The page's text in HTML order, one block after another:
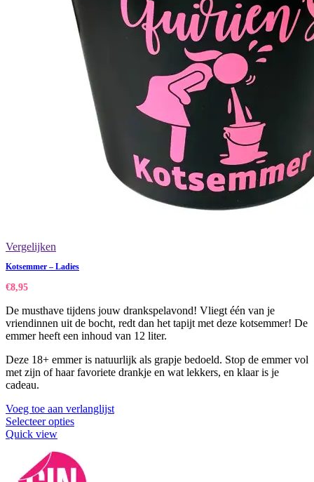
Vergelijken
Kotsemmer – Ladies
€8,95
De musthave tijdens jouw drankspelavond! Vliegt één van je
vriendinnen uit de bocht, redt dan het tapijt met deze kotsemmer! De
emmer heeft een inhoud van 12 liter.
Deze 18+ emmer is natuurlijk als grapje bedoeld. Stop de emmer vol
met zijn of haar favoriete drankje en wat lekkers, en klaar is je
cadeau.
Voeg toe aan verlanglijst
Selecteer opties
Quick view